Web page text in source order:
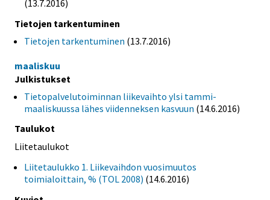
(13.7.2016)
Tietojen tarkentuminen
Tietojen tarkentuminen (13.7.2016)
maaliskuu
Julkistukset
Tietopalvelutoiminnan liikevaihto ylsi tammi-
maaliskuussa lähes viidenneksen kasvuun (14.6.2016)
Taulukot
Liitetaulukot
Liitetaulukko 1. Liikevaihdon vuosimuutos
toimialoittain, % (TOL 2008) (14.6.2016)